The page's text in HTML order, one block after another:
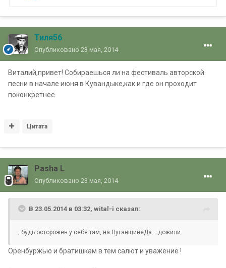
Тиля56
Опубликовано 23 мая, 2014
Виталий,привет! Собираешься ли на фестиваль авторской
песни в начале июня в Кувандыке,как и где он проходит
поконкретнее.
Цитата
Pasha L
Опубликовано 23 мая, 2014
В 23.05.2014 в 03:32, wital-i сказал:
, будь осторожен у себя там, на ЛуганщинеДа... дожили.
Оренбуржью и братишкам в тем салют и уважение !